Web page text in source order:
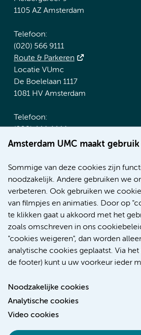
Amsterdam UMC maakt
Sommige van deze cookies zijn
noodzakelijk. Andere gebruiken we
verbeteren. Ook gebruiken we
van filmpjes en animaties. Door op
te klikken gaat u akkoord met het
zoals omschreven in ons
"cookies weigeren", dan worden
analytische cookies geplaatst. Via
de footer) kunt u uw voorkeur ieder
Noodzakelijke cookies
Analytische cookies
Video cookies
1105 AZ Amsterdam
Telefoon:
(020) 566 9111
Route & Parkeren
Locatie VUmc
De Boelelaan 1117
1081 HV Amsterdam
Telefoon:
(020) 444 4444
Route & Parkeren
Meer Amsterdam UMC websites:
Werken bij Amsterdam UMC
Over Amsterdam UMC
Nieuws
Research
Educatie Locatie VUmc
Toegankelijkheidsverklaring